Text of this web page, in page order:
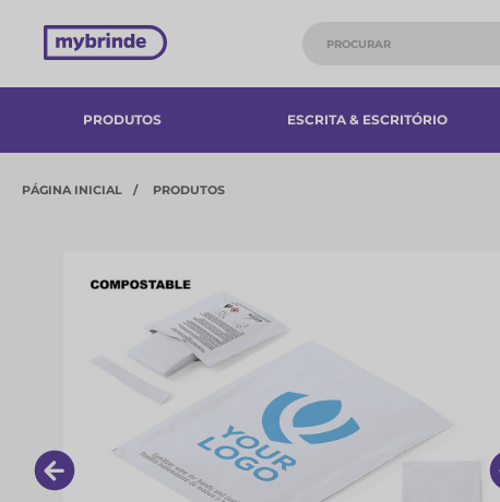
PRODUTOS ESCRITA & ESCRITÓRIO
PÁGINA INICIAL PRODUTOS